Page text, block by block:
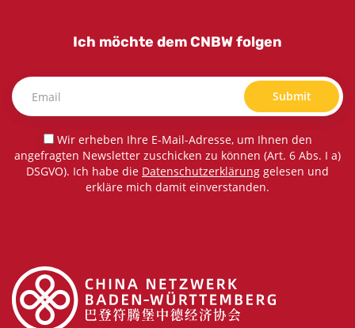
Ich möchte dem CNBW folgen
Submit
Wir erheben Ihre E-Mail-Adresse, um Ihnen den
angefragten Newsletter zuschicken zu können (Art. 6 Abs. I a)
DSGVO). Ich habe die Datenschutzerklärung gelesen und
erkläre mich damit einverstanden.